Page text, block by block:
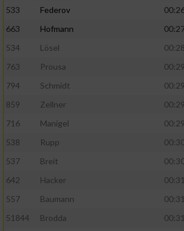
533
Federov
663
Hofmann
534
Lösel
763
Prousa
794
Schmidt
859
Zellner
716
Manigel
538
Rupp
537
Breit
642
Hacker
557
Baumann
51844
Brodda